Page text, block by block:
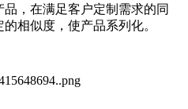
，在满足客户定制需求的同
相似度，使产品系列化。